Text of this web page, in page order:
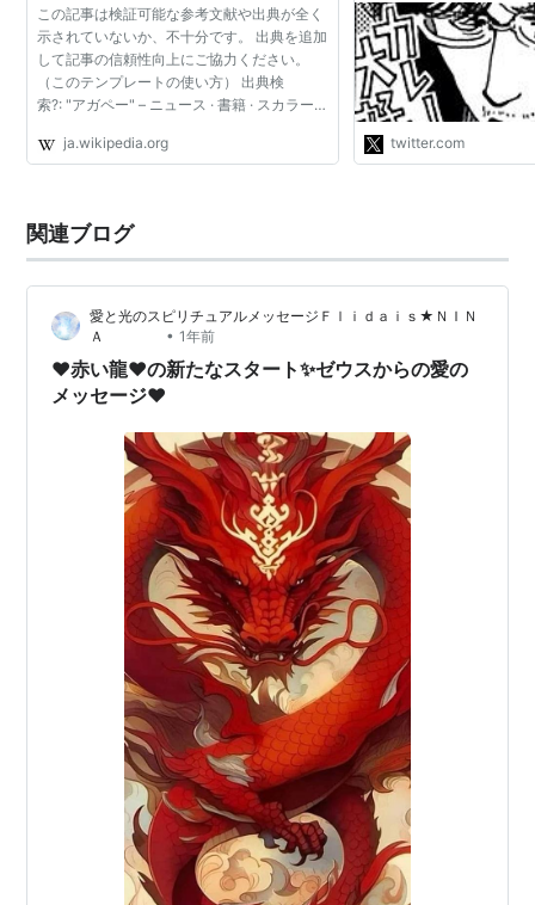
この記事は検証可能な参考文献や出典が全く
示されていないか、不十分です。 出典を追加
して記事の信頼性向上にご協力ください。
（このテンプレートの使い方） 出典検
索?: "アガペー" – ニュース · 書籍 · スカラー ·
ーチ · TWL (2010年4月) アガペー（古代ギリ
ja.wikipedia.org
賛成派の持ち出す理
いうことがギャラリ
んですよ。アガペー
て僕にはなんのメリ…
https://t.co/
twitter.com
関連ブログ
愛と光のスピリチュアルメッセージＦｌｉｄａｉｓ★ＮＩＮ
Ａ
• 1年前
❤️赤い龍❤️の新たなスタート✨ゼウスからの愛の
メッセージ❤️